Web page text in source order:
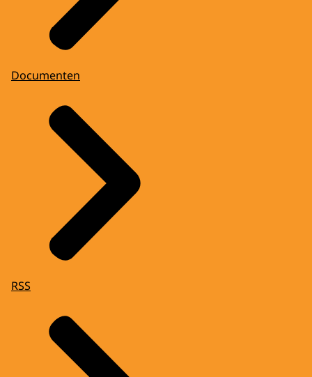
Documenten
RSS